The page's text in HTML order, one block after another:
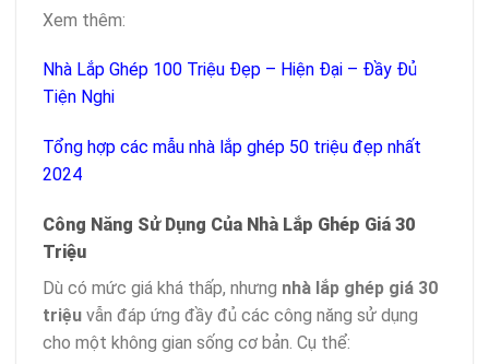
Xem thêm:
Nhà Lắp Ghép 100 Triệu Đẹp – Hiện Đại – Đầy Đủ
Tiện Nghi
Tổng hợp các mẫu nhà lắp ghép 50 triệu đẹp nhất
2024
Công Năng Sử Dụng Của Nhà Lắp Ghép Giá 30
Triệu
Dù có mức giá khá thấp, nhưng nhà lắp ghép giá 30
triệu vẫn đáp ứng đầy đủ các công năng sử dụng
cho một không gian sống cơ bản. Cụ thể: